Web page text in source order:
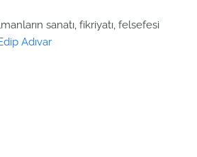
sanatı, fikriyatı, felsefesi
Adıvar